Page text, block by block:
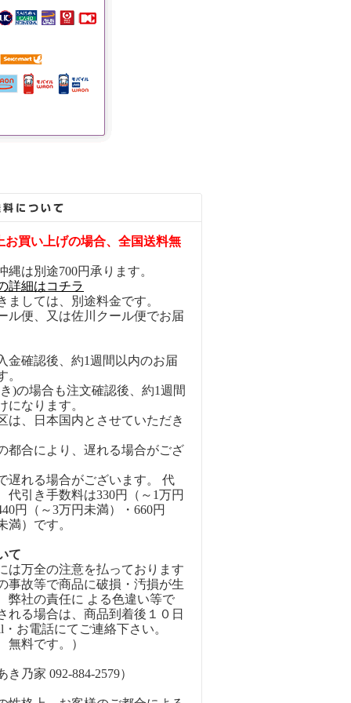
お買い上げの場合、全国送料無
は別途700円承ります。
詳細はコチラ
しては、別途料金です。
ル便、又は佐川クール便でお届
金確認後、約1週間以内のお届
。
)の場合も注文確認後、約1週間
になります。
は、日本国内とさせていただき
都合により、遅れる場合がござ
遅れる場合がございます。 代
代引き手数料は330円（～1万円
円（～3万円未満）・660円
満）です。
て
は万全の注意を払っております
事故等で商品に破損・汚損が生
弊社の責任に よる色違い等で
れる場合は、商品到着後１０日
・お電話にてご連絡下さい。
無料です。）
乃家 092-884-2579）